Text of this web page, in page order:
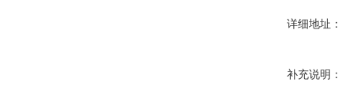
详细地址：
补充说明：